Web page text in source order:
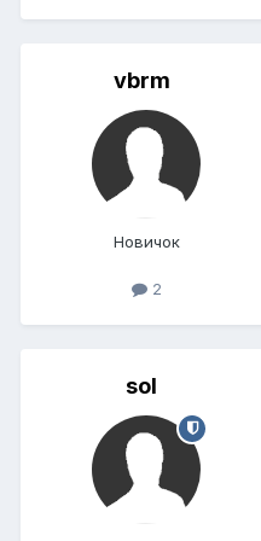
vbrm
Новичок
2
sol